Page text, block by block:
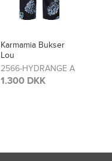
Karmamia Bukser
Lou
2566-HYDRANGE A
1.300 DKK